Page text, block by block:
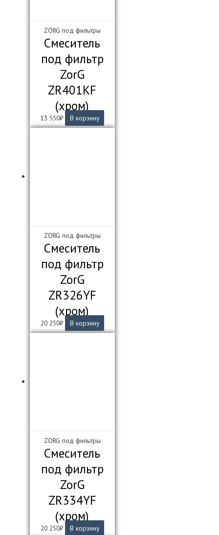
ZORG под фильтры
Смеситель
под фильтр
ZorG
ZR401KF
(хром)
13 550₽ В корзину
ZORG под фильтры
Смеситель
под фильтр
ZorG
ZR326YF
(хром)
20 250₽ В корзину
ZORG под фильтры
Смеситель
под фильтр
ZorG
ZR334YF
(хром)
20 250₽ В корзину